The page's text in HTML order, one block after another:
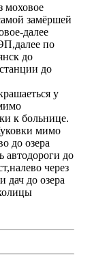
моховое
замёршей
далее
по
до
до
у
к больнице.
мимо
до озера
автодороги до
через
дач до озера